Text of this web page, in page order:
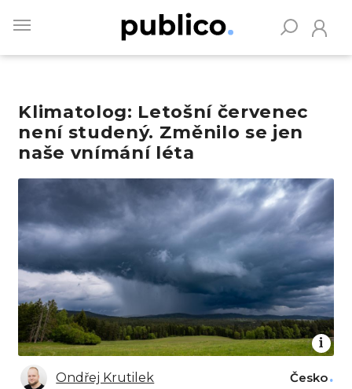
main
Klimatolog: Letošní červenec
není studený. Změnilo se jen
naše vnímání léta
Obrázek
Ondřej Krutilek Česko
Vyhledávejte na Publiku